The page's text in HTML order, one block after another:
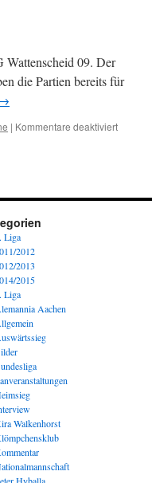
Wattenscheid 09. Der
die Partien bereits für
| Kommentare deaktiviertfür
Liga
2012
2013
2015
Liga
Aachen
Walkenhorst